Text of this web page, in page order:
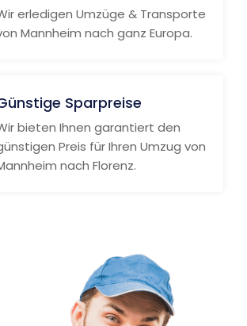
erledigen Umzüge & Transporte
Mannheim nach ganz Europa.
Sparpreise
bieten Ihnen garantiert den
Preis für Ihren Umzug von
nach Florenz.